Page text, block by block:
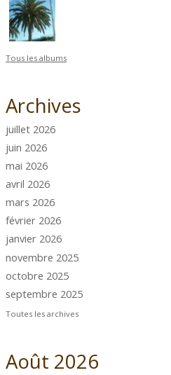
Tous les albums
Archives
juillet 2026
juin 2026
mai 2026
avril 2026
mars 2026
février 2026
janvier 2026
novembre 2025
octobre 2025
septembre 2025
Toutes les archives
Août 2026